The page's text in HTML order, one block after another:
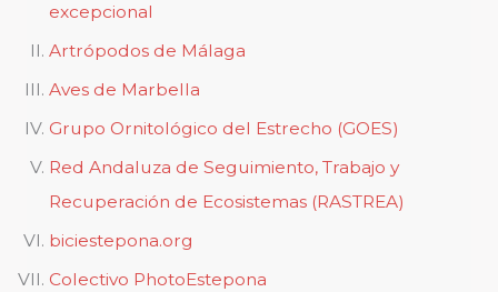
excepcional
Artrópodos de Málaga
Aves de Marbella
Grupo Ornitológico del Estrecho (GOES)
Red Andaluza de Seguimiento, Trabajo y
Recuperación de Ecosistemas (RASTREA)
biciestepona.org
Colectivo PhotoEstepona